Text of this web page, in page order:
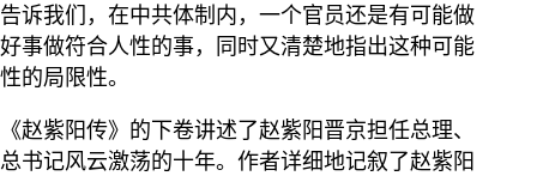
告诉我们，在中共体制内，一个官员还是有可能做
好事做符合人性的事，同时又清楚地指出这种可能
性的局限性。
《赵紫阳传》的下卷讲述了赵紫阳晋京担任总理、
总书记风云激荡的十年。作者详细地记叙了赵紫阳